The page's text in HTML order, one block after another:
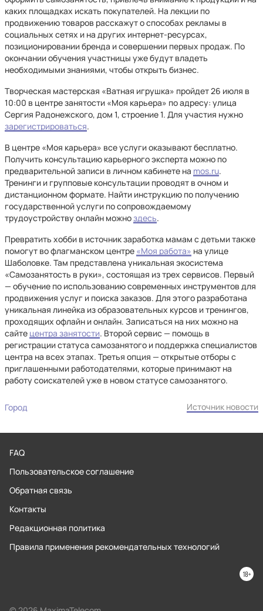
каких площадках искать покупателей. На лекции по
продвижению товаров расскажут о способах рекламы в
социальных сетях и на других интернет-ресурсах,
позиционировании бренда и совершении первых продаж. По
окончании обучения участницы уже будут владеть
необходимыми знаниями, чтобы открыть бизнес.
Творческая мастерская «Ватная игрушка» пройдет 26 июля в
10:00 в центре занятости «Моя карьера» по адресу: улица
Сергия Радонежского, дом 1, строение 1. Для участия нужно
зарегистрироваться.
В центре «Моя карьера» все услуги оказывают бесплатно.
Получить консультацию карьерного эксперта можно по
предварительной записи в личном кабинете на mos.ru.
Тренинги и групповые консультации проводят в очном и
дистанционном формате. Найти инструкцию по получению
государственной услуги по сопровождаемому
трудоустройству онлайн можноздесь.
Превратить хобби в источник заработка мамам с детьми также
помогут во флагманском центре «Моя работа» на улице
Шаболовке. Там представлена уникальная экосистема
«Самозанятость в руки», состоящая из трех сервисов. Первый
— обучение по использованию современных инструментов для
продвижения услуг и поиска заказов. Для этого разработана
уникальная линейка из образовательных курсов и тренингов,
проходящих офлайн и онлайн. Записаться на них можно на
сайте центра занятости. Второй сервис — помощь в
регистрации статуса самозанятого и поддержка специалистов
центра на всех этапах. Третья опция — открытые отборы с
приглашенными работодателями, которые принимают на
работу соискателей уже в новом статусе самозанятого.
Город Источник новости
FAQ
Пользовательское соглашение
Обратная связь
Контакты
Редакционная политика
Правила применения рекомендательных технологий